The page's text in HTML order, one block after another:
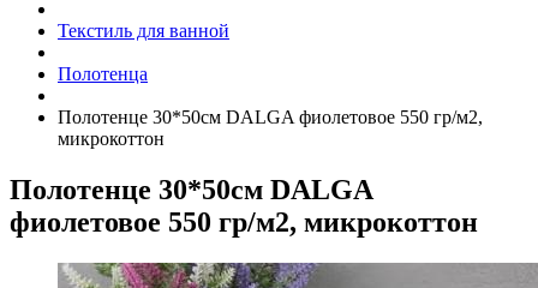
Текстиль для ванной
Полотенца
Полотенце 30*50см DALGA фиолетовое 550 гр/м2,
микрокоттон
Полотенце 30*50см DALGA
фиолетовое 550 гр/м2, микрокоттон